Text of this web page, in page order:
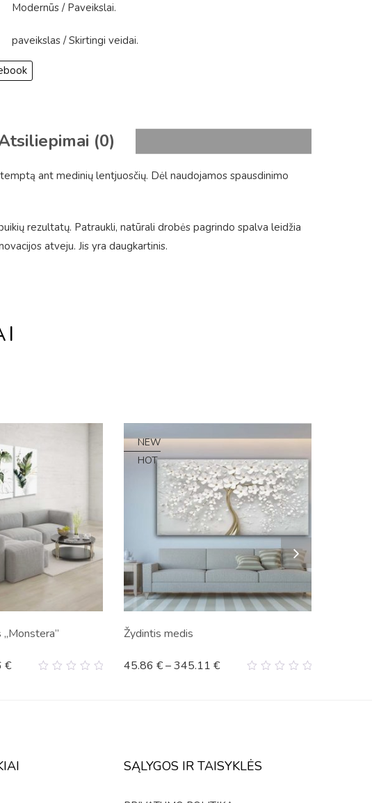
Modernūs / Paveikslai.
paveikslas /Skirtingi veidai.
(0)
ant medinių lentjuosčių. Dėl naudojamos spausdinimo
rezultatų. Patraukli, natūrali drobės pagrindo spalva leidžia
atveju. Jis yra daugkartinis.
€
NEW
HOT
Žydintis medis
45.86 €–345.11 €
SĄLYGOS IR TAISYKLĖS